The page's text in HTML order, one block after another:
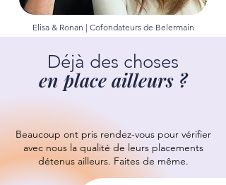
Elisa & Ronan | Cofondateurs de Belermain
Déjà des choses
en place ailleurs ?
Beaucoup ont pris rendez-vous pour vérifier
avec nous la qualité de leurs placements
détenus ailleurs. Faites de même.